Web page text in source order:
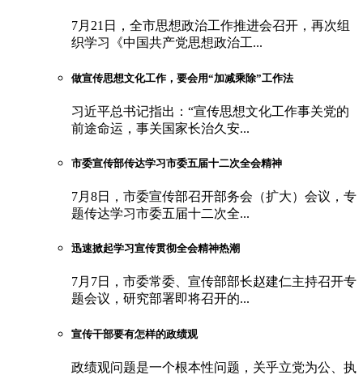
7月21日，全市思想政治工作推进会召开，再次组
织学习《中国共产党思想政治工...
做宣传思想文化工作，要会用“加减乘除”工作法
习近平总书记指出：“宣传思想文化工作事关党的
前途命运，事关国家长治久安...
市委宣传部传达学习市委五届十二次全会精神
7月8日，市委宣传部召开部务会（扩大）会议，专
题传达学习市委五届十二次全...
迅速掀起学习宣传贯彻全会精神热潮
7月7日，市委常委、宣传部部长赵建仁主持召开专
题会议，研究部署即将召开的...
宣传干部要有怎样的政绩观
政绩观问题是一个根本性问题，关乎立党为公、执